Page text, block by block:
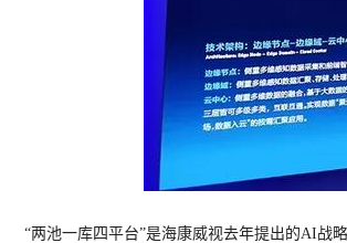
“两池一库四平台”是海康威视去年提出的AI战